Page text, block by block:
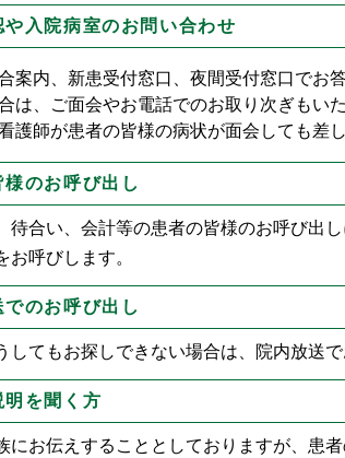
入院病室のお問い合わせ
案内、新患受付窓口、夜間受付窓口でお
は、ご面会やお電話でのお取り次ぎもい
護師が患者の皆様の病状が面会しても差
のお呼び出し
待合い、会計等の患者の皆様のお呼び出
お呼びします。
のお呼び出し
してもお探しできない場合は、院内放送で
を聞く方
にお伝えすることとしておりますが、患